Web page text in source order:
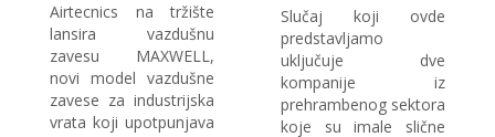
Airtecnics na tržište
lansira vazdušnu
zavesu MAXWELL,
novi model vazdušne
zavese za industrijska
vrata koji upotpunjava
Slučaj koji ovde
predstavljamo
uključuje dve
kompanije iz
prehrambenog sektora
koje su imale slične